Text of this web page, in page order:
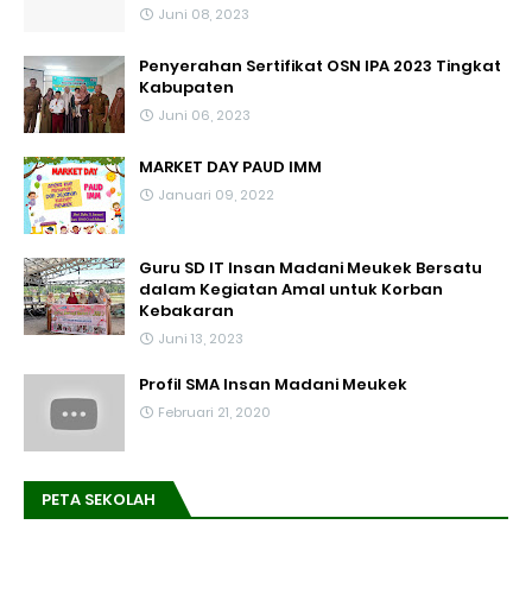
Juni 08, 2023
Penyerahan Sertifikat OSN IPA 2023 Tingkat
Kabupaten
Juni 06, 2023
MARKET DAY PAUD IMM
Januari 09, 2022
Guru SD IT Insan Madani Meukek Bersatu
dalam Kegiatan Amal untuk Korban
Kebakaran
Juni 13, 2023
Profil SMA Insan Madani Meukek
Februari 21, 2020
PETA SEKOLAH